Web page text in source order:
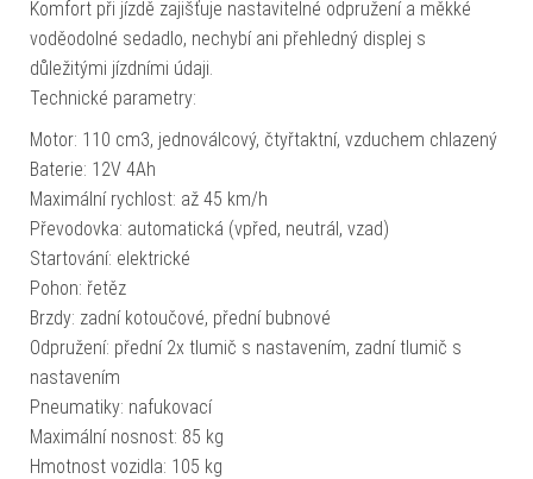
Komfort při jízdě zajišťuje nastavitelné odpružení a měkké
voděodolné sedadlo, nechybí ani přehledný displej s
důležitými jízdními údaji.
Technické parametry:
Motor: 110 cm3, jednoválcový, čtyřtaktní, vzduchem chlazený
Baterie: 12V 4Ah
Maximální rychlost: až 45 km/h
Převodovka: automatická (vpřed, neutrál, vzad)
Startování: elektrické
Pohon: řetěz
Brzdy: zadní kotoučové, přední bubnové
Odpružení: přední 2x tlumič s nastavením, zadní tlumič s
nastavením
Pneumatiky: nafukovací
Maximální nosnost: 85 kg
Hmotnost vozidla: 105 kg